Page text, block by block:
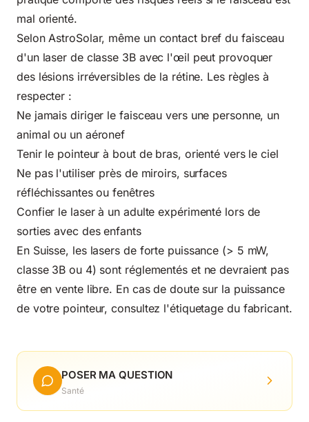
mal orienté.
Selon AstroSolar, même un contact bref du faisceau
d'un laser de classe 3B avec l'œil peut provoquer
des lésions irréversibles de la rétine. Les règles à
respecter :
Ne jamais diriger le faisceau vers une personne, un
animal ou un aéronef
Tenir le pointeur à bout de bras, orienté vers le ciel
Ne pas l'utiliser près de miroirs, surfaces
réfléchissantes ou fenêtres
Confier le laser à un adulte expérimenté lors de
sorties avec des enfants
En Suisse, les lasers de forte puissance (> 5 mW,
classe 3B ou 4) sont réglementés et ne devraient pas
être en vente libre. En cas de doute sur la puissance
de votre pointeur, consultez l'étiquetage du fabricant.
POSER MA QUESTION
Santé